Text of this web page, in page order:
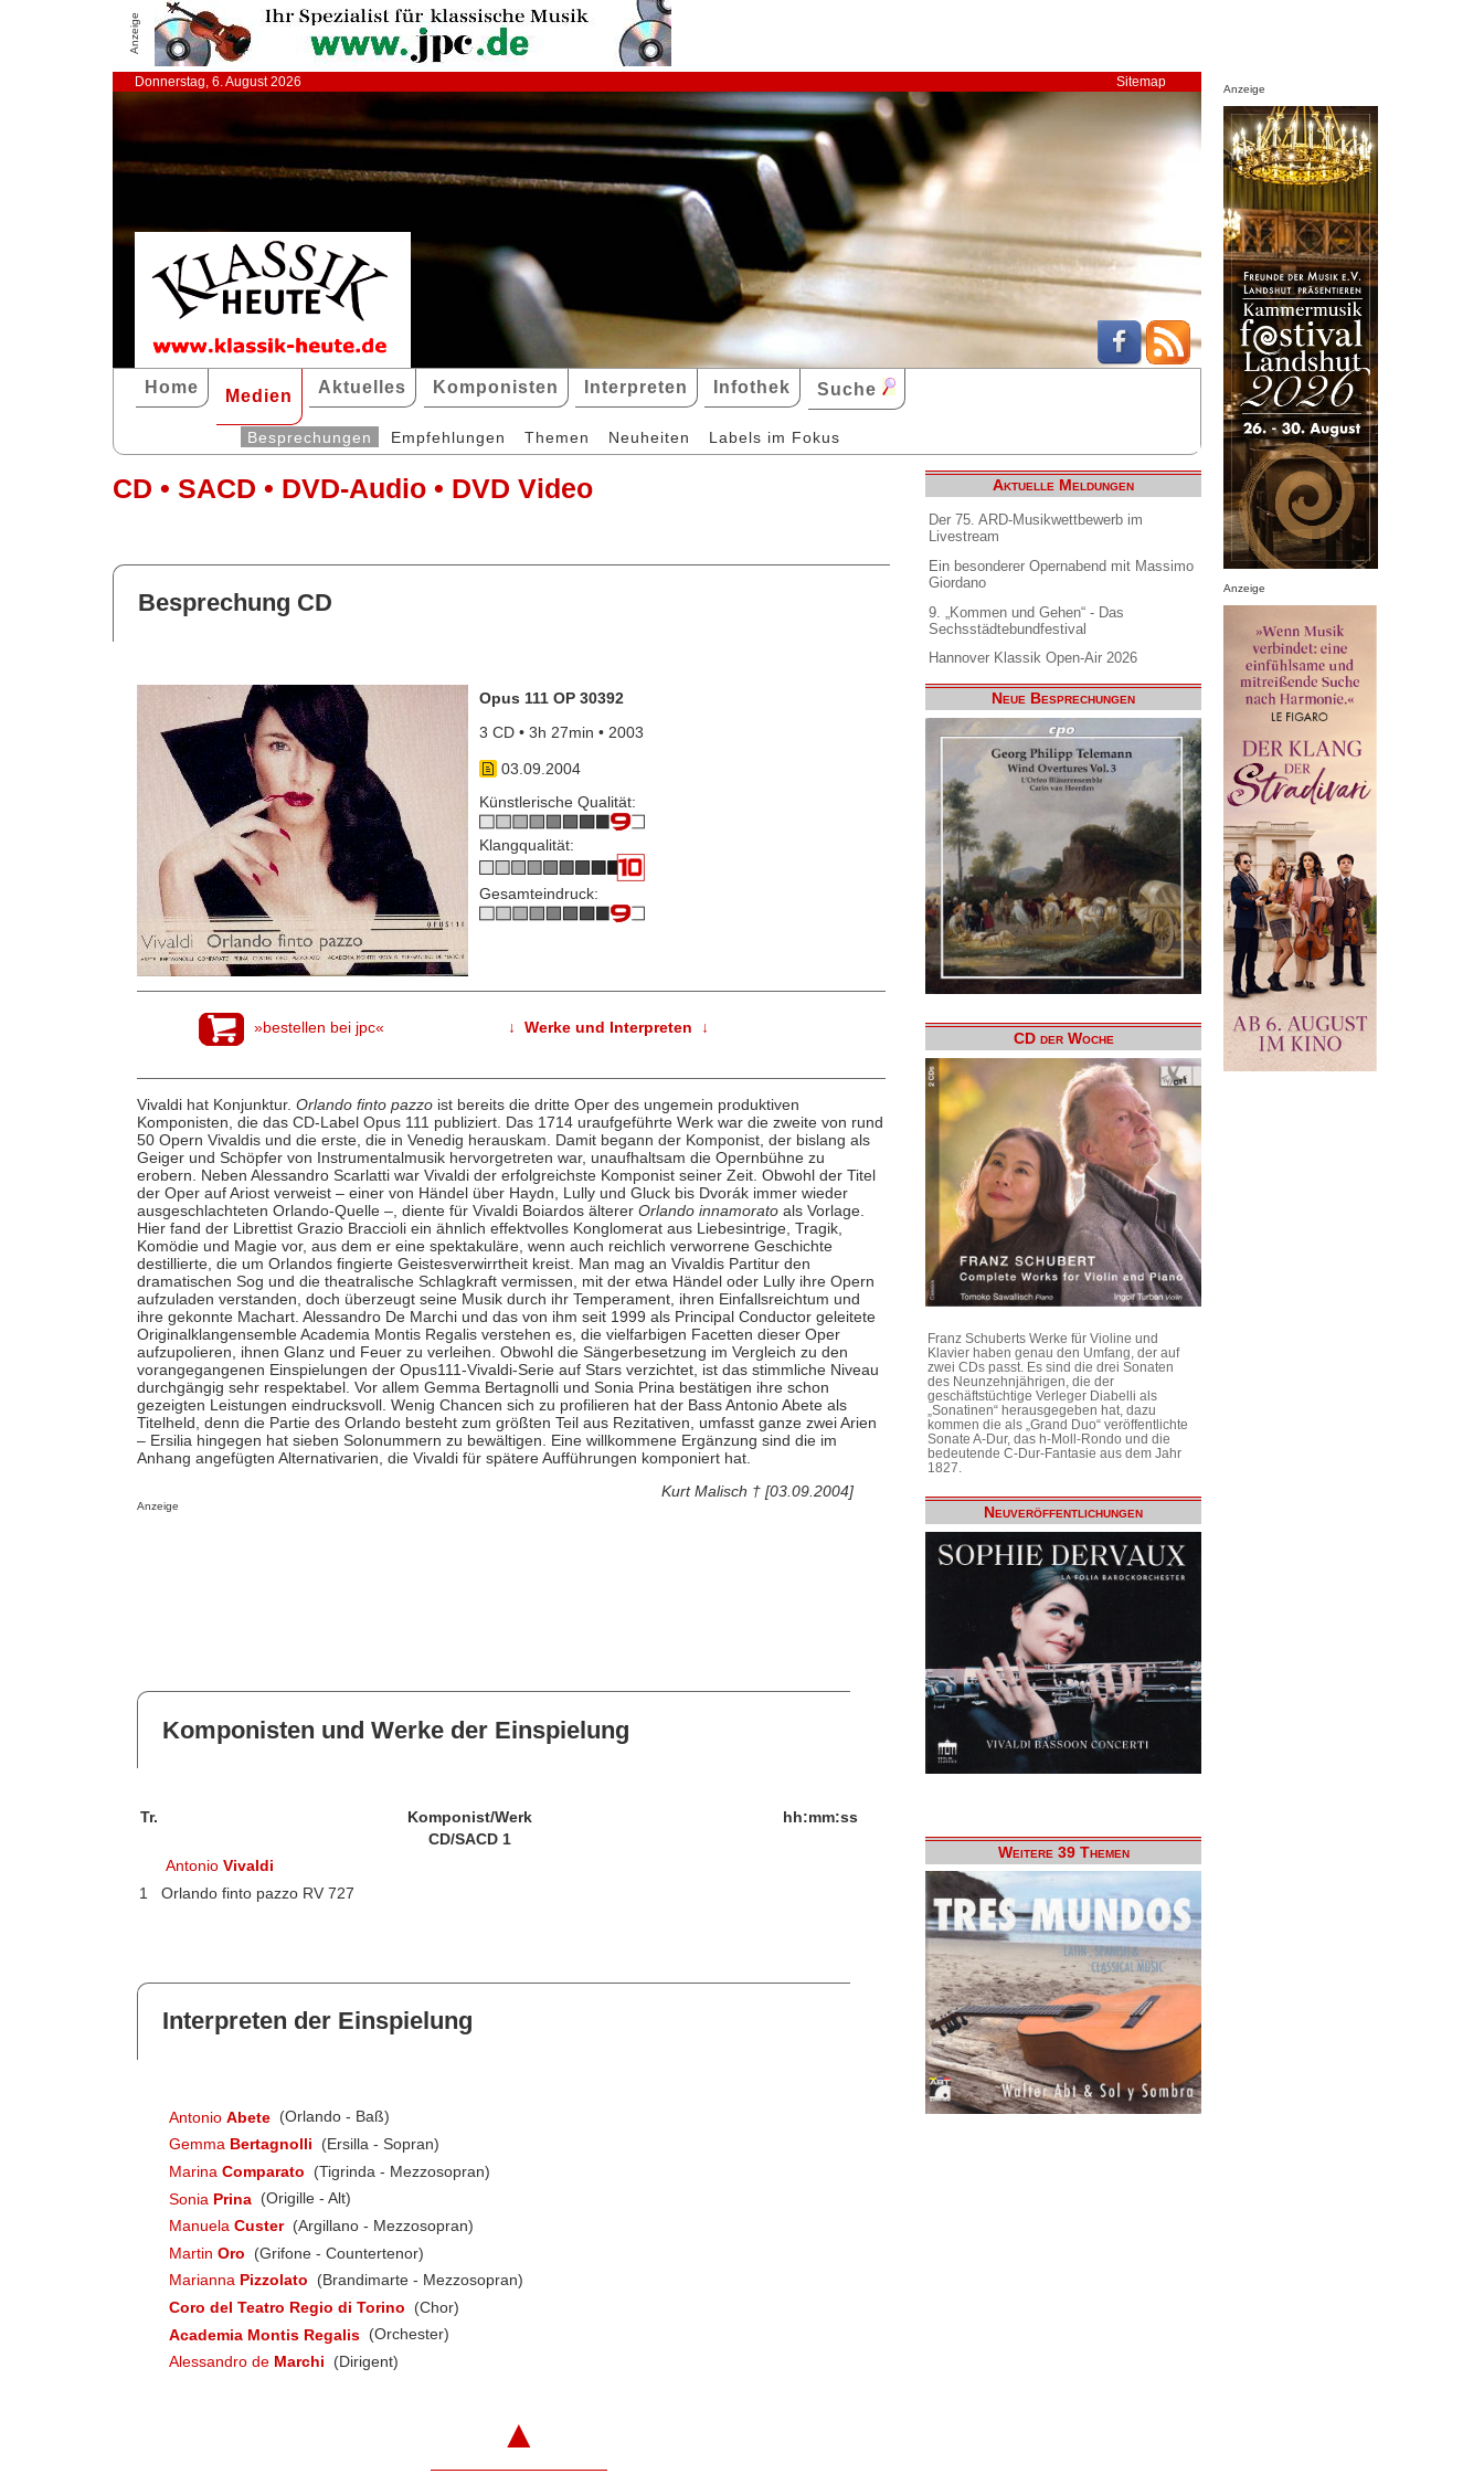
Anzeige
Donnerstag, 6. August 2026 Sitemap
Home Medien Aktuelles Komponisten Interpreten Infothek Suche
Besprechungen Empfehlungen Themen Neuheiten Labels im Fokus
CD • SACD • DVD-Audio • DVD Video
Besprechung CD
Opus 111 OP 30392
3 CD • 3h 27min • 2003
03.09.2004
Künstlerische Qualität:
Klangqualität:
Gesamteindruck:
»bestellen bei jpc« ↓ Werke und Interpreten ↓
Vivaldi hat Konjunktur. Orlando finto pazzoist bereits die dritte Oper des ungemein produktiven
Komponisten, die das CD-Label Opus 111 publiziert. Das 1714 uraufgeführte Werk war die zweite von rund
50 Opern Vivaldis und die erste, die in Venedig herauskam. Damit begann der Komponist, der bislang als
Geiger und Schöpfer von Instrumentalmusik hervorgetreten war, unaufhaltsam die Opernbühne zu
erobern. Neben Alessandro Scarlatti war Vivaldi der erfolgreichste Komponist seiner Zeit. Obwohl der Titel
der Oper auf Ariost verweist – einer von Händel über Haydn, Lully und Gluck bis Dvorák immer wieder
ausgeschlachteten Orlando-Quelle –, diente für Vivaldi Boiardos älterer Orlando innamoratoals Vorlage.
Hier fand der Librettist Grazio Braccioli ein ähnlich effektvolles Konglomerat aus Liebesintrige, Tragik,
Komödie und Magie vor, aus dem er eine spektakuläre, wenn auch reichlich verworrene Geschichte
destillierte, die um Orlandos fingierte Geistesverwirrtheit kreist. Man mag an Vivaldis Partitur den
dramatischen Sog und die theatralische Schlagkraft vermissen, mit der etwa Händel oder Lully ihre Opern
aufzuladen verstanden, doch überzeugt seine Musik durch ihr Temperament, ihren Einfallsreichtum und
ihre gekonnte Machart. Alessandro De Marchi und das von ihm seit 1999 als Principal Conductor geleitete
Originalklangensemble Academia Montis Regalis verstehen es, die vielfarbigen Facetten dieser Oper
aufzupolieren, ihnen Glanz und Feuer zu verleihen. Obwohl die Sängerbesetzung im Vergleich zu den
vorangegangenen Einspielungen der Opus111-Vivaldi-Serie auf Stars verzichtet, ist das stimmliche Niveau
durchgängig sehr respektabel. Vor allem Gemma Bertagnolli und Sonia Prina bestätigen ihre schon
gezeigten Leistungen eindrucksvoll. Wenig Chancen sich zu profilieren hat der Bass Antonio Abete als
Titelheld, denn die Partie des Orlando besteht zum größten Teil aus Rezitativen, umfasst ganze zwei Arien
– Ersilia hingegen hat sieben Solonummern zu bewältigen. Eine willkommene Ergänzung sind die im
Anhang angefügten Alternativarien, die Vivaldi für spätere Aufführungen komponiert hat.
Kurt Malisch † [03.09.2004]
Anzeige
Komponisten und Werke der Einspielung
Tr. Komponist/Werk
hh:mm:ss
CD/SACD 1
AntonioVivaldi
1
Orlando finto pazzo RV 727
Interpreten der Einspielung
Antonio Abete (Orlando - Baß)
Gemma Bertagnolli
(Ersilla - Sopran)
Marina Comparato
(Tigrinda - Mezzosopran)
Sonia Prina (Origille - Alt)
Manuela Custer (Argillano - Mezzosopran)
Martin Oro
(Grifone - Countertenor)
Marianna Pizzolato
(Brandimarte - Mezzosopran)
Coro del Teatro Regio di Torino
(Chor)
Academia Montis Regalis (Orchester)
Alessandro de Marchi (Dirigent)
▲
Aktuelle Meldungen
Der 75. ARD-Musikwettbewerb im
Livestream
Ein besonderer Opernabend mit Massimo
Giordano
9. „Kommen und Gehen“ - Das
Sechsstädtebundfestival
Hannover Klassik Open-Air 2026
Neue Besprechungen
CD der Woche
Franz Schuberts Werke für Violine und
Klavier haben genau den Umfang, der auf
zwei CDs passt. Es sind die drei Sonaten
des Neunzehnjährigen, die der
geschäftstüchtige Verleger Diabelli als
„Sonatinen“ herausgegeben hat, dazu
kommen die als „Grand Duo“ veröffentlichte
Sonate A-Dur, das h-Moll-Rondo und die
bedeutende C-Dur-Fantasie aus dem Jahr
1827.
Neuveröffentlichungen
Weitere 39 Themen
Anzeige
Anzeige